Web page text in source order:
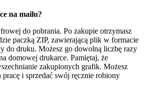
na mailu?
do pobrania. Po zakupie otrzymasz
paczką ZIP, zawierającą plik w formacie
do druku. Możesz go dowolną liczbę razy
domowej drukarce. Pamiętaj, że
zakupionych grafik. Możesz
i sprzedać swój ręcznie robiony